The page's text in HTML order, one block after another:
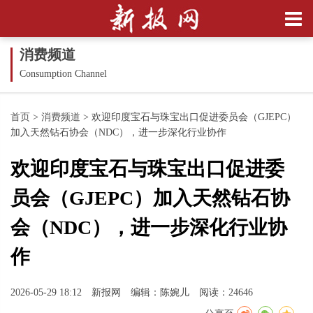
消费频道
Consumption Channel
首页 > 消费频道 > 欢迎印度宝石与珠宝出口促进委员会（GJEPC）
加入天然钻石协会（NDC），进一步深化行业协作
欢迎印度宝石与珠宝出口促进委
员会（GJEPC）加入天然钻石协
会（NDC），进一步深化行业协
作
2026-05-29 18:12 新报网 编辑：陈婉儿 阅读：24646